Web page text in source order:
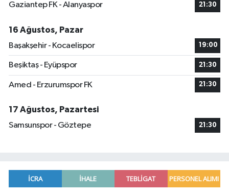
Gaziantep FK - Alanyaspor 21:30
16 Ağustos, Pazar
Başakşehir - Kocaelispor
19:00
Beşiktaş - Eyüpspor 21:30
Amed - Erzurumspor FK 21:30
17 Ağustos, Pazartesi
Samsunspor - Göztepe
21:30